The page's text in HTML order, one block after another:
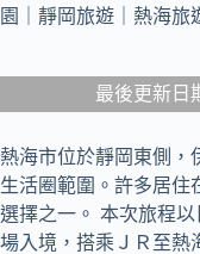
園｜靜岡旅遊｜熱海旅
最後更新日
熱海市位於靜岡東側，
生活圈範圍。許多居住
選擇之一。 本次旅程
場入境，搭乘ＪＲ至熱